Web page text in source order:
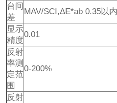
台间
差
MAV/SCI,ΔE*ab 0.35以
显示
精度
0.01
反射
率测
定范
围
0-200%
反射